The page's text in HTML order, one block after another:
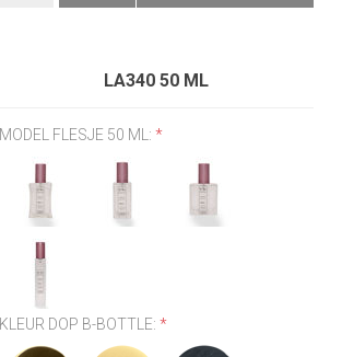
LA340 50 ML
MODEL FLESJE 50 ML:*
KLEUR DOP B-BOTTLE:*